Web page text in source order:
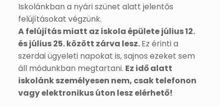
Iskolánkban a nyári szünet alatt jelentős
felújításokat végzünk.
A felújítás miatt az iskola épülete július 12.
és július 25. között zárva lesz.Ez érinti a
szerdai ügyeleti napokat is, sajnos ezeket sem
áll módunkban megtartani. Ez idő alatt
iskolánk személyesen nem, csak telefonon
vagy elektronikus úton lesz elérhető!